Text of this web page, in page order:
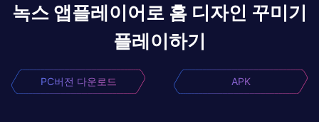
녹스 앱플레이어로 홈 디자인 꾸미기
플레이하기
PC버전 다운로드 APK